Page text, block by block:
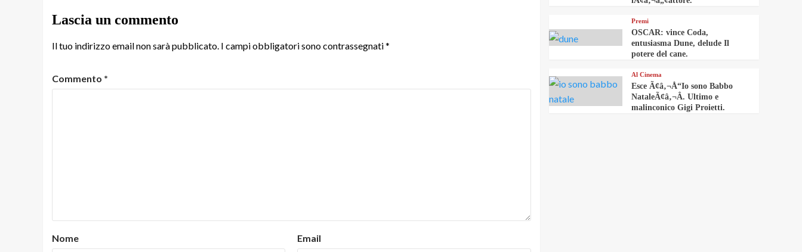
Lascia un commento
Il tuo indirizzo email non sarà pubblicato. I campi obbligatori sono contrassegnati*
Commento *
Nome Email
Premi
OSCAR: vince Coda,
entusiasma Dune, delude Il
potere del cane.
Al Cinema
Esce Ã¢â‚¬Å“Io sono Babbo
NataleÃ¢â‚¬Â. Ultimo e
malinconico Gigi Proietti.